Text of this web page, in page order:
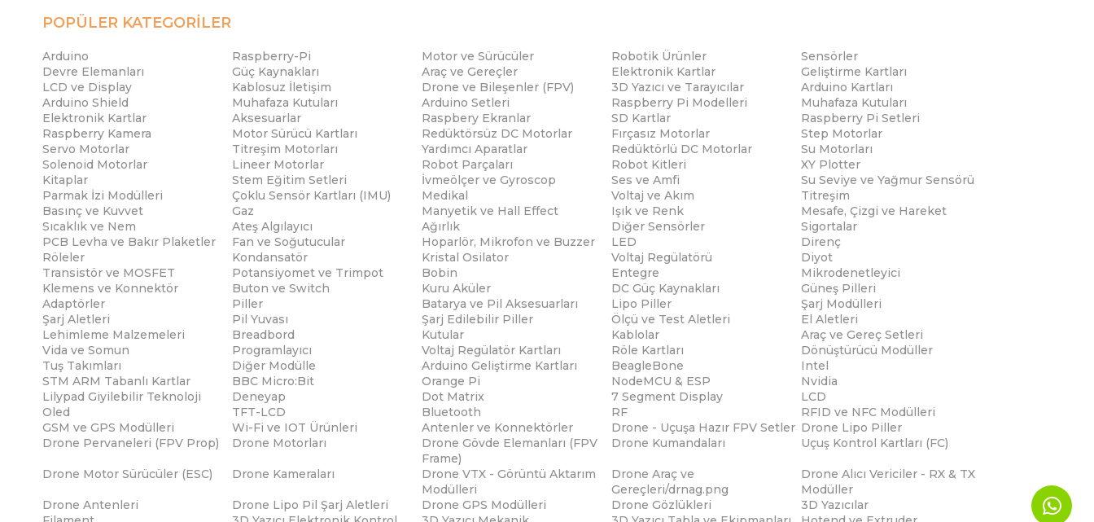
POPÜLER KATEGORİLER
Arduino Raspberry-Pi Motor ve Sürücüler Robotik Ürünler
Sensörler
Devre Elemanları
Güç Kaynakları Araç ve Gereçler Elektronik Kartlar
Geliştirme Kartları
LCD ve Display
Kablosuz İletişim Drone ve Bileşenler (FPV) 3D Yazıcı ve Tarayıcılar
Arduino Kartları
Arduino Shield
Muhafaza Kutuları Arduino Setleri Raspberry Pi Modelleri
Muhafaza Kutuları
Elektronik Kartlar
Aksesuarlar Raspbery Ekranlar SD Kartlar
Raspberry Pi Setleri
Raspberry Kamera
Motor Sürücü Kartları Redüktörsüz DC Motorlar Fırçasız Motorlar
Step Motorlar
Servo Motorlar
Titreşim Motorları Yardımcı Aparatlar Redüktörlü DC Motorlar
Su Motorları
Solenoid Motorlar
Lineer Motorlar Robot Parçaları Robot Kitleri
XY Plotter
Kitaplar
Stem Eğitim Setleri İvmeölçer ve Gyroscop Ses ve Amfi
Su Seviye ve Yağmur Sensörü
Parmak İzi Modülleri
Çoklu Sensör Kartları (IMU) Medikal Voltaj ve Akım
Titreşim
Basınç ve Kuvvet
Gaz Manyetik ve Hall Effect Işık ve Renk
Mesafe, Çizgi ve Hareket
Sıcaklık ve Nem
Ateş Algılayıcı Ağırlık Diğer Sensörler
Sigortalar
PCB Levha ve Bakır Plaketler
Fan ve Soğutucular Hoparlör, Mikrofon ve Buzzer LED
Direnç
Röleler
Kondansatör Kristal Osilator Voltaj Regülatörü
Diyot
Transistör ve MOSFET
Potansiyomet ve Trimpot Bobin Entegre
Mikrodenetleyici
Klemens ve Konnektör
Buton ve Switch Kuru Aküler DC Güç Kaynakları
Güneş Pilleri
Adaptörler
Piller Batarya ve Pil Aksesuarları Lipo Piller
Şarj Modülleri
Şarj Aletleri
Pil Yuvası Şarj Edilebilir Piller Ölçü ve Test Aletleri
El Aletleri
Lehimleme Malzemeleri
Breadbord Kutular Kablolar
Araç ve Gereç Setleri
Vida ve Somun
Programlayıcı Voltaj Regülatör Kartları Röle Kartları
Dönüştürücü Modüller
Tuş Takımları
Diğer Modülle Arduino Geliştirme Kartları BeagleBone
Intel
STM ARM Tabanlı Kartlar
BBC Micro:Bit Orange Pi NodeMCU & ESP
Nvidia
Lilypad Giyilebilir Teknoloji
Deneyap Dot Matrix 7 Segment Display
LCD
Oled
TFT-LCD Bluetooth RF
RFID ve NFC Modülleri
GSM ve GPS Modülleri
Wi-Fi ve IOT Ürünleri Antenler ve Konnektörler Drone - Uçuşa Hazır FPV Setler Drone Lipo Piller
Drone Pervaneleri (FPV Prop)
Drone Motorları
Drone Gövde Elemanları (FPV
Frame)
Drone Kumandaları Uçuş Kontrol Kartları (FC)
Drone Motor Sürücüler (ESC) Drone Kameraları
Drone VTX - Görüntü Aktarım
Modülleri
Drone Araç ve
Gereçleri/drnag.png
Drone Alıcı Vericiler - RX & TX
Modüller
Drone Antenleri
Drone Lipo Pil Şarj Aletleri Drone GPS Modülleri Drone Gözlükleri
3D Yazıcılar